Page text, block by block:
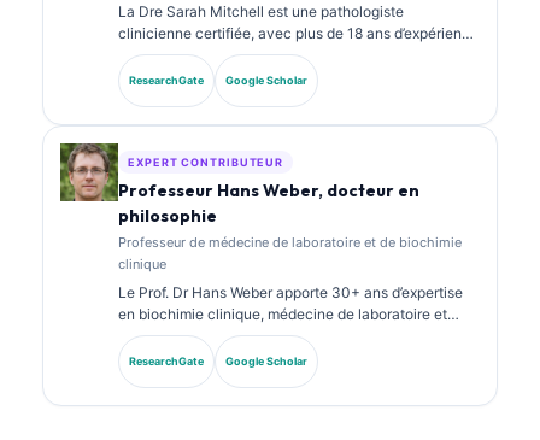
La Dre Sarah Mitchell est une pathologiste
clinicienne certifiée, avec plus de 18 ans d’expérience
en médecine de laboratoire et en analyse
diagnostique. Elle détient des certifications
spécialisées en chimie clinique et a publié de
ResearchGate Google Scholar
EXPERT CONTRIBUTEUR
Professeur Hans Weber, docteur en
philosophie
Professeur de médecine de laboratoire et de biochimie
clinique
Le Prof. Dr Hans Weber apporte 30+ ans d’expertise
en biochimie clinique, médecine de laboratoire et
recherche sur les biomarqueurs. Ancien président de
la Société allemande de chimie clinique, il se
spécialise dans l’analyse des panels diagnostiques, la
ResearchGate Google Scholar